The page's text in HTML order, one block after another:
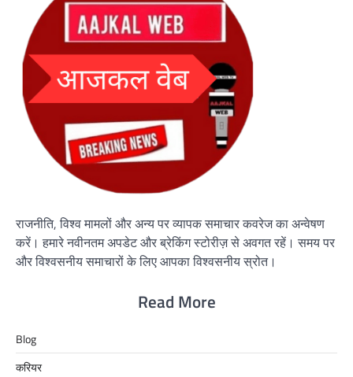
राजनीति, विश्व मामलों और अन्य पर व्यापक समाचार कवरेज का अन्वेषण
करें। हमारे नवीनतम अपडेट और ब्रेकिंग स्टोरीज़ से अवगत रहें। समय पर
और विश्वसनीय समाचारों के लिए आपका विश्वसनीय स्रोत।
Read More
Blog
करियर